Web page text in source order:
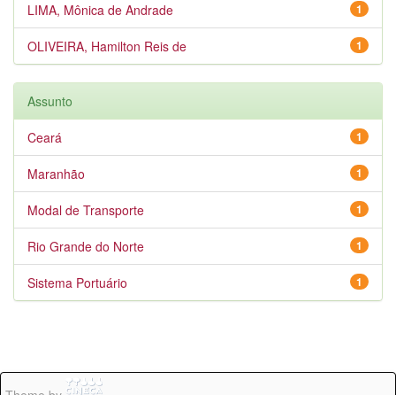
1
LIMA, Mônica de Andrade
1
OLIVEIRA, Hamilton Reis de
Assunto
1
Ceará
1
Maranhão
1
Modal de Transporte
1
Rio Grande do Norte
1
Sistema Portuário